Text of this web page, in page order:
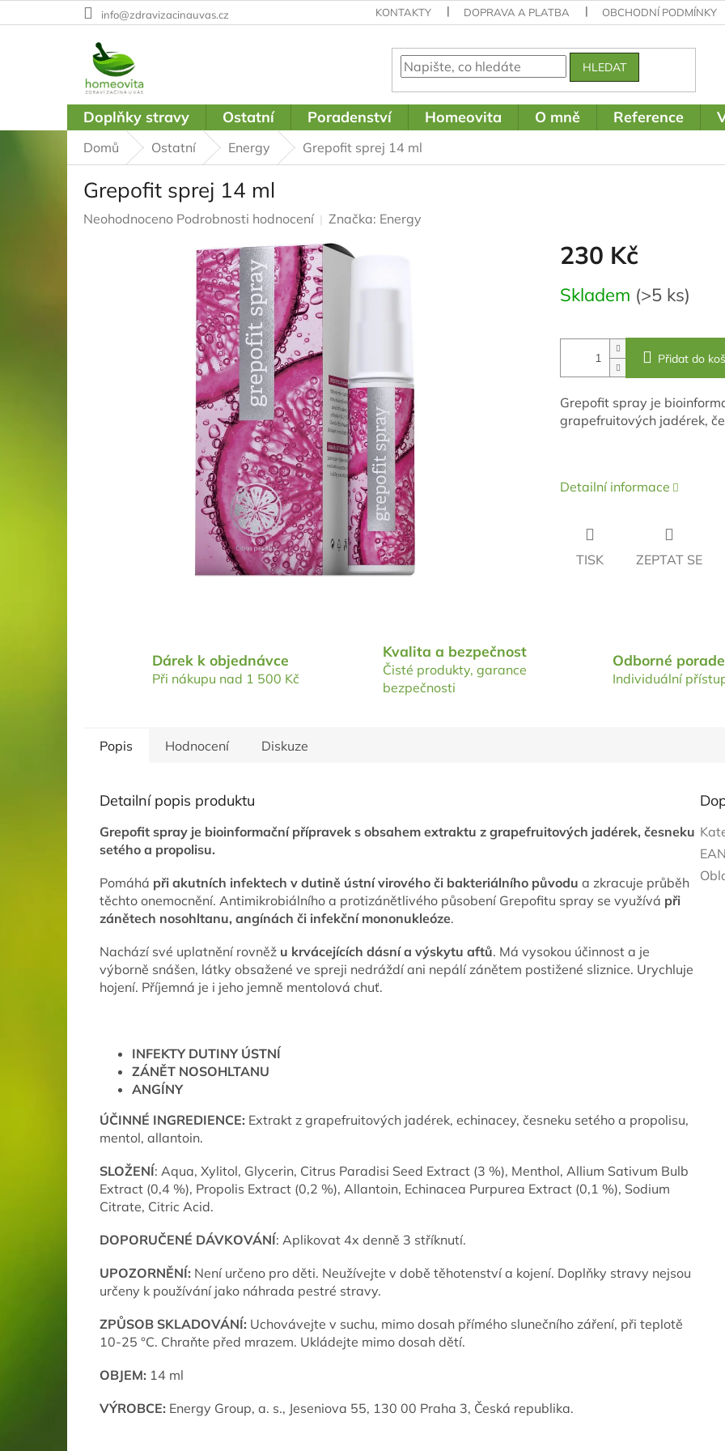
na
info@zdravizacinauvas.cz KONTAKTY DOPRAVA A PLATBA OBCHODNÍ PODMÍNKY
HLEDAT
Doplňky stravy Ostatní Poradenství Homeovita O mně Reference
Domů Ostatní Energy Grepofit sprej 14 ml
Grepofit sprej 14 ml
Průměrné
Neohodnoceno Podrobnosti hodnocení Značka: Energy
230 Kč
Měrná
cena:
Skladem (>5 ks)
Přidat do
Grepofit spray je
grapefruitových jadérek,
Detailní informace
TISK ZEPTAT SE
Dárek k objednávce
Při nákupu nad 1 500 Kč
Kvalita a bezpečnost
Čisté produkty, garance
bezpečnosti
Odborné
Individuální
Popis Hodnocení Diskuze
Detailní popis produktu
Grepofit spray je bioinformační přípravek s obsahem extraktu z grapefruitových jadérek, česneku
setého a propolisu.
Pomáhá při akutních infektech v dutině ústní virového či bakteriálního původu a zkracuje průběh
těchto onemocnění. Antimikrobiálního a protizánětlivého působení Grepofitu spray se využívá při
zánětech nosohltanu, angínách či infekční mononukleóze.
Nachází své uplatnění rovněž u krvácejících dásní a výskytu aftů. Má vysokou účinnost a je
výborně snášen, látky obsažené ve spreji nedráždí ani nepálí zánětem postižené sliznice. Urychluje
hojení. Příjemná je i jeho jemně mentolová chuť.
INFEKTY DUTINY ÚSTNÍ
ZÁNĚT NOSOHLTANU
ANGÍNY
ÚČINNÉ INGREDIENCE: Extrakt z grapefruitových jadérek, echinacey, česneku setého a propolisu,
mentol, allantoin.
SLOŽENÍ: Aqua, Xylitol, Glycerin, Citrus Paradisi Seed Extract (3 %), Menthol, Allium Sativum Bulb
Extract (0,4 %), Propolis Extract (0,2 %), Allantoin, Echinacea Purpurea Extract (0,1 %), Sodium
Citrate, Citric Acid.
DOPORUČENÉ DÁVKOVÁNÍ: Aplikovat 4x denně 3 stříknutí.
UPOZORNĚNÍ: Není určeno pro děti. Neužívejte v době těhotenství a kojení. Doplňky stravy nejsou
určeny k používání jako náhrada pestré stravy.
ZPŮSOB SKLADOVÁNÍ: Uchovávejte v suchu, mimo dosah přímého slunečního záření, při teplotě
10-25 °C. Chraňte před mrazem. Ukládejte mimo dosah dětí.
OBJEM: 14 ml
VÝROBCE: Energy Group, a. s., Jeseniova 55, 130 00 Praha 3, Česká republika.